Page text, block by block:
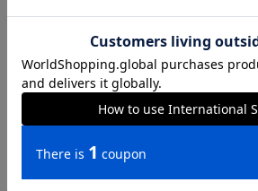
※（）内の数値はヨーロッパの表記サイ
※素材や仕様・デザインにより、着用感
る場合がございます。
※カラー名は管理用の表記となります。
※商品画像はできる限り実際の色に近づ
が、パソコン環境により色味に誤差が